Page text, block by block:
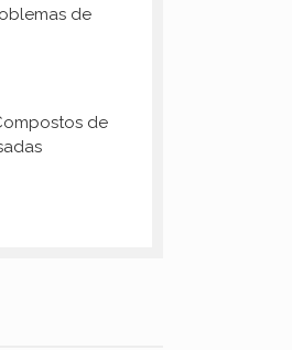
de
de